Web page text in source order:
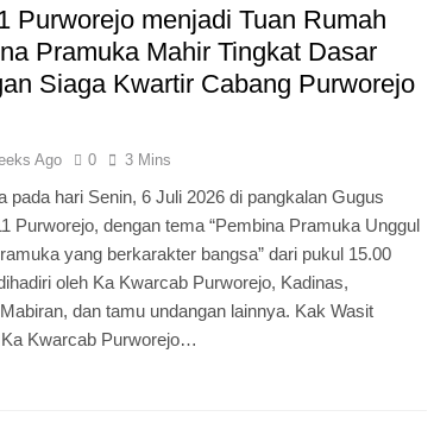
Pengabdian Generasi
Purworejo menjadi Tuan Rumah
Pramuka Mahir Tingkat Dasar
Siaga Kwartir Cabang Purworejo
Ago 0 3 Mins
pada hari Senin, 6 Juli 2026 di pangkalan Gugus
Purworejo, dengan tema “Pembina Pramuka Unggul
yang berkarakter bangsa” dari pukul 15.00
oleh Ka Kwarcab Purworejo, Kadinas,
dan tamu undangan lainnya. Kak Wasit
Kwarcab Purworejo…